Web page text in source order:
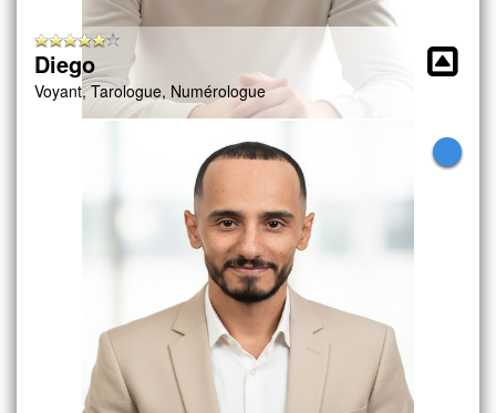
Diego
Voyant, Tarologue, Numérologue